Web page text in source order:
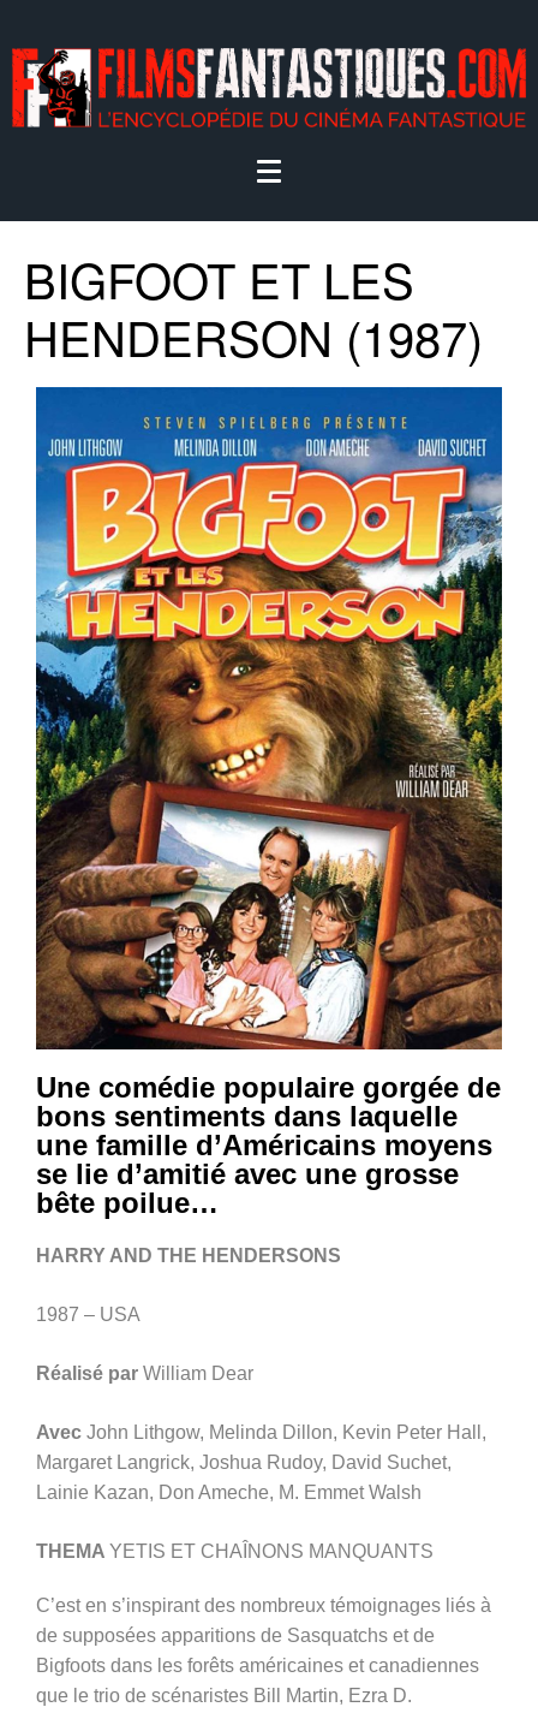
BIGFOOT ET LES
HENDERSON (1987)
Une comédie populaire gorgée de
bons sentiments dans laquelle
une famille d’Américains moyens
se lie d’amitié avec une grosse
bête poilue…
HARRY AND THE HENDERSONS
1987 – USA
Réalisé par William Dear
Avec John Lithgow, Melinda Dillon, Kevin Peter Hall,
Margaret Langrick, Joshua Rudoy, David Suchet,
Lainie Kazan, Don Ameche, M. Emmet Walsh
THEMA YETIS ET CHAÎNONS MANQUANTS
C’est en s’inspirant des nombreux témoignages liés à
de supposées apparitions de Sasquatchs et de
Bigfoots dans les forêts américaines et canadiennes
que le trio de scénaristes Bill Martin, Ezra D.